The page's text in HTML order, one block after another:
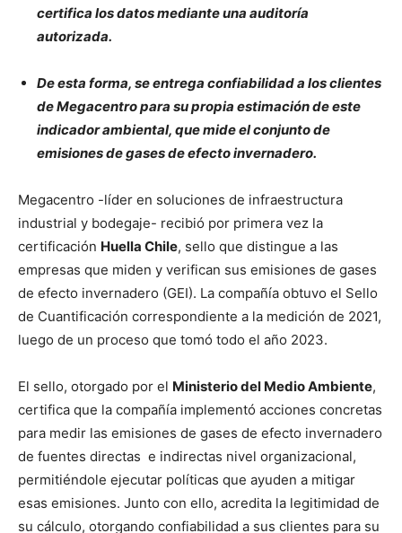
certifica los datos mediante una auditoría
autorizada.
De esta forma, se entrega confiabilidad a los clientes
de Megacentro para su propia estimación de este
indicador ambiental, que mide el conjunto de
emisiones de gases de efecto invernadero.
Megacentro -líder en soluciones de infraestructura
industrial y bodegaje- recibió por primera vez la
certificación Huella Chile, sello que distingue a las
empresas que miden y verifican sus emisiones de gases
de efecto invernadero (GEI). La compañía obtuvo el Sello
de Cuantificación correspondiente a la medición de 2021,
luego de un proceso que tomó todo el año 2023.
El sello, otorgado por el Ministerio del Medio Ambiente,
certifica que la compañía implementó acciones concretas
para medir las emisiones de gases de efecto invernadero
de fuentes directas e indirectas nivel organizacional,
permitiéndole ejecutar políticas que ayuden a mitigar
esas emisiones. Junto con ello, acredita la legitimidad de
su cálculo, otorgando confiabilidad a sus clientes para su